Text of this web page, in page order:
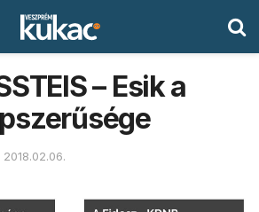
– Esik a
2018.02.06.